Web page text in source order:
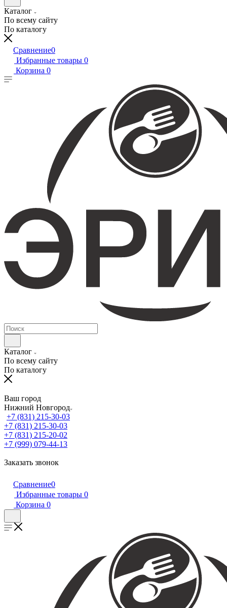
Каталог
По всему сайту
По каталогу
Сравнение0
Избранные товары 0
Корзина 0
Каталог
По всему сайту
По каталогу
Ваш город
Нижний Новгород
+7 (831) 215-30-03
+7 (831) 215-30-03
+7 (831) 215-20-02
+7 (999) 079-44-13
Заказать звонок
Сравнение0
Избранные товары 0
Корзина 0